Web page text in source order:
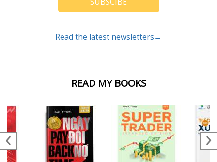
READ MY BOOKS
Read the latest newsletters→